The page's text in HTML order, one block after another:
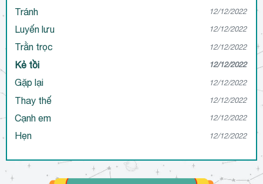
Tránh 12/12/2022
Luyến lưu 12/12/2022
Trằn trọc 12/12/2022
Kẻ tồi 12/12/2022
Gặp lại 12/12/2022
Thay thế 12/12/2022
Cạnh em 12/12/2022
Hẹn 12/12/2022